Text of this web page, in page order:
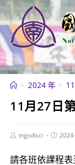
跳
轉
至
主
要
內
> 2024 年 >
11月27日
Posttngsdisci
Post
請各班依課程